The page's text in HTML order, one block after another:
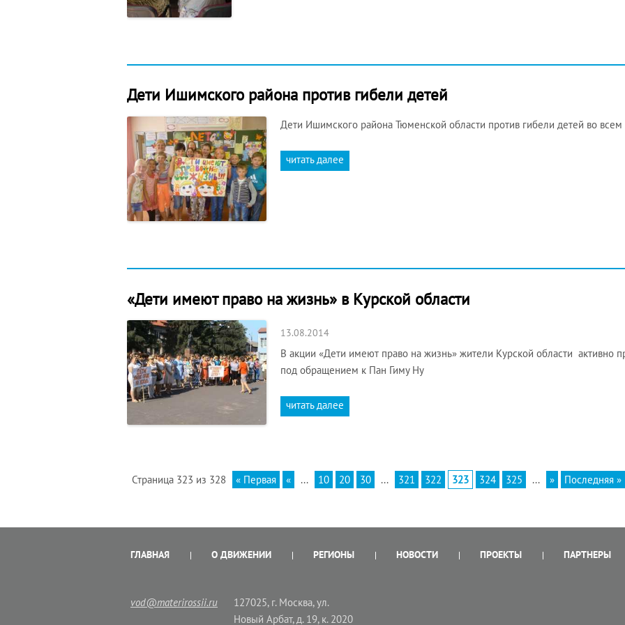
Дети Ишимского района против гибели детей
Дети Ишимского района Тюменской области против гибели детей во
читать далее
«Дети имеют право на жизнь» в Курской области
13.08.2014
В акции «Дети имеют право на жизнь» жители Курской области активно
под обращением к Пан Гиму Ну
читать далее
Страница 323 из 328 « Первая « ... 10 20 30 ... 321 322 323 324 325 ... » Последняя »
ГЛАВНАЯ О ДВИЖЕНИИ РЕГИОНЫ НОВОСТИ ПРОЕКТЫ ПАРТНЕРЫ
vod@materirossii.ru
127025, г. Москва, ул.
Новый Арбат, д. 19, к. 2020